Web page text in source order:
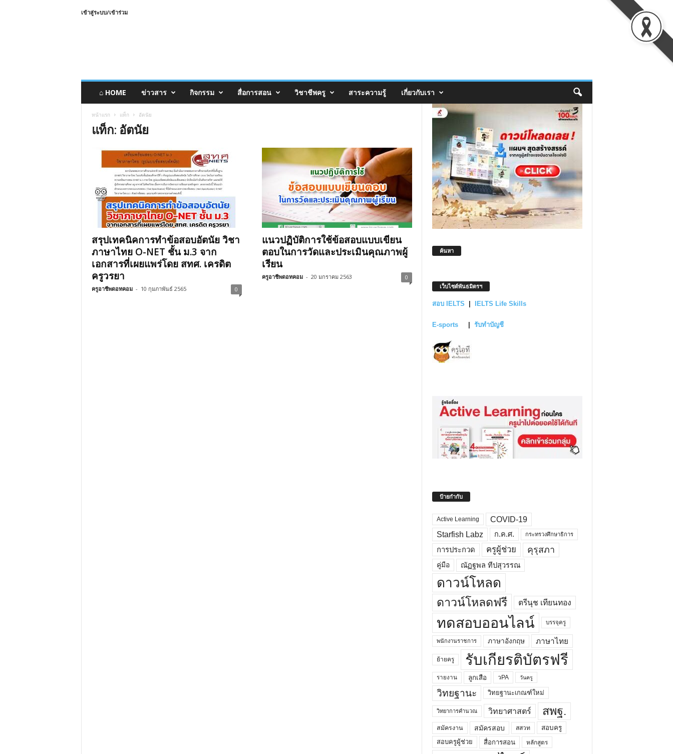
เข้าสู่ระบบ/เข้าร่วม
⌂ HOME ข่าวสาร กิจกรรม สื่อการสอน วิชาชีพครู สาระความรู้ เกี่ยวกับเรา
หน้าแรก แท็ก อัตนัย
แท็ก: อัตนัย
สรุปเทคนิคการทำข้อสอบอัตนัย วิชา
ภาษาไทย O-NET ชั้น ม.3 จาก
เอกสารที่เผยแพร่โดย สทศ. เครดิต
ครูวรยา
ครูอาชีพดอทคอม - 10 กุมภาพันธ์ 2565 0
แนวปฏิบัติการใช้ข้อสอบแบบเขียน
ตอบในการวัดและประเมินคุณภาพผู้
เรียน
ครูอาชีพดอทคอม - 20 มกราคม 2563 0
ค้นหา
เว็บไซต์พันธมิตรฯ
สอบ IELTS IELTS Life Skills
E-sports รับทำบัญชี
ป้ายกำกับ
Active Learning
COVID-19
Starfish Labz
ก.ค.ศ. กระทรวงศึกษาธิการ
การประกวด ครูผู้ช่วย คุรุสภา
คู่มือ ณัฏฐพล ทีปสุวรรณ
ดาวน์โหลด
ดาวน์โหลดฟรี ตรีนุช เทียนทอง
ทดสอบออนไลน์ บรรจุครู
พนักงานราชการ ภาษาอังกฤษ ภาษาไทย
ย้ายครู รับเกียรติบัตรฟรี
รายงาน ลูกเสือ วPA วันครู
วิทยฐานะ วิทยฐานะเกณฑ์ใหม่
วิทยาการคำนวณ วิทยาศาสตร์ สพฐ.
สมัครงาน สมัครสอบ สสวท
สอบครู
สอบครูผู้ช่วย
สื่อการสอน หลักสูตร